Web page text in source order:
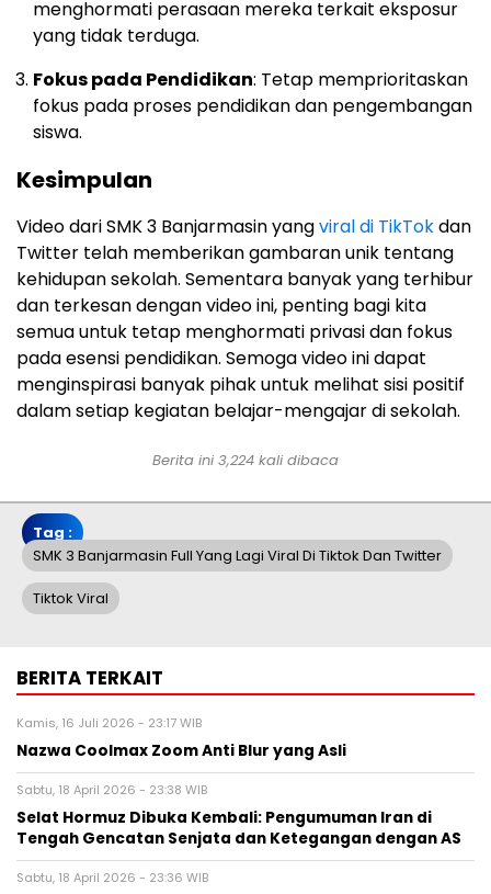
menghormati perasaan mereka terkait eksposur
yang tidak terduga.
Fokus pada Pendidikan: Tetap memprioritaskan
fokus pada proses pendidikan dan pengembangan
siswa.
Kesimpulan
Video dari SMK 3 Banjarmasin yangviral di TikTokdan
Twitter telah memberikan gambaran unik tentang
kehidupan sekolah. Sementara banyak yang terhibur
dan terkesan dengan video ini, penting bagi kita
semua untuk tetap menghormati privasi dan fokus
pada esensi pendidikan. Semoga video ini dapat
menginspirasi banyak pihak untuk melihat sisi positif
dalam setiap kegiatan belajar-mengajar di sekolah.
Berita ini 3,224 kali dibaca
Tag :
SMK 3 Banjarmasin Full Yang Lagi Viral Di Tiktok Dan Twitter
Tiktok Viral
BERITA TERKAIT
Kamis, 16 Juli 2026 - 23:17 WIB
Nazwa Coolmax Zoom Anti Blur yang Asli
Sabtu, 18 April 2026 - 23:38 WIB
Selat Hormuz Dibuka Kembali: Pengumuman Iran di
Tengah Gencatan Senjata dan Ketegangan dengan AS
Sabtu, 18 April 2026 - 23:36 WIB